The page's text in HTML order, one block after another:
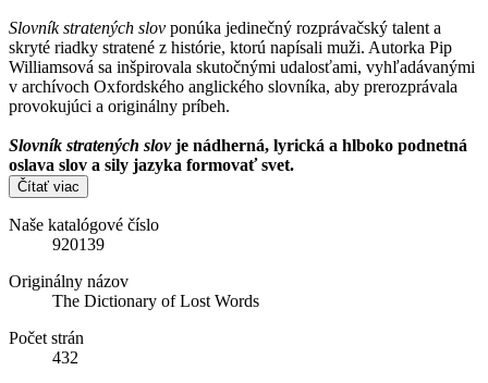
Slovník stratených slov ponúka jedinečný rozprávačský talent a
skryté riadky stratené z histórie, ktorú napísali muži. Autorka Pip
Williamsová sa inšpirovala skutočnými udalosťami, vyhľadávanými
v archívoch Oxfordského anglického slovníka, aby prerozprávala
provokujúci a originálny príbeh.
Slovník stratených slovje nádherná, lyrická a hlboko podnetná
oslava slov a sily jazyka formovať svet.
Čítať viac
Naše katalógové číslo
920139
Originálny názov
The Dictionary of Lost Words
Počet strán
432